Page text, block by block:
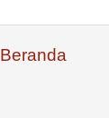
Beranda